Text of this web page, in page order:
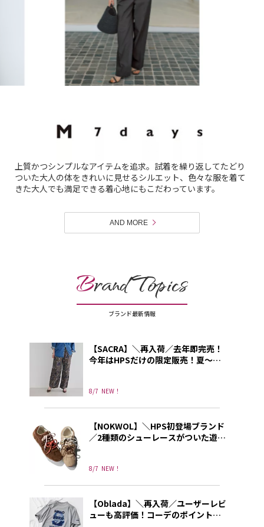
上質かつシンプルなアイテムを追求。試着を繰り返してたどり
ついた大人の体をきれいに見せるシルエット、色々な服を着て
きた大人でも満足できる着心地にもこだわっています。
AND MORE
Brand Topics
ブランド最新情報
8/7 NEW！
【SACRA】＼再入荷／去年即完売！
今年はHPSだけの限定販売！夏～秋
8/7 NEW！
【NOKWOL】＼HPS初登場ブランド
／2種類のシューレースがついた遊び
【Oblada】＼再入荷／ユーザーレビ
ューも高評価！コーデのポイントに